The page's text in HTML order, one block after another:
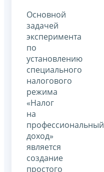
Основной
задачей
эксперимента
по
установлению
специального
налогового
режима
«Налог
на
профессиональный
доход»
является
создание
простого